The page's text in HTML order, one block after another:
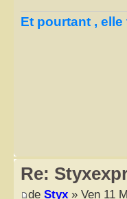
Et pourtant , elle
Re:
de Styx » Ven 11